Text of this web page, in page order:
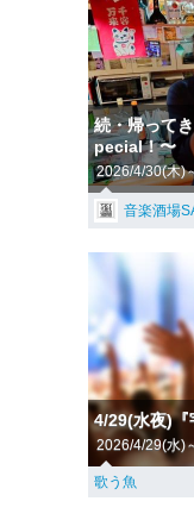
続・帰って
pecial！〜
2026/4/30(木)
音楽酒場
4/29(水夜)
2026/4/29(水)
歌う魚